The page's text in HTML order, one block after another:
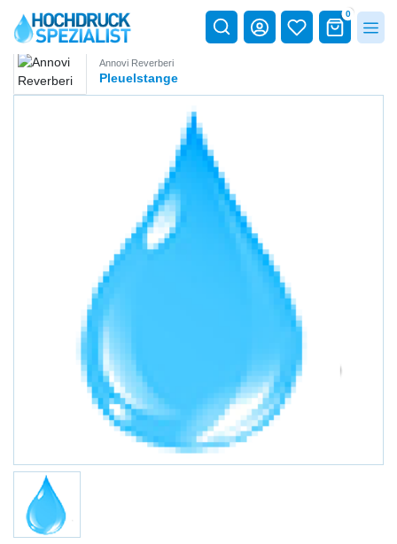
0
Annovi Reverberi
Pleuelstange